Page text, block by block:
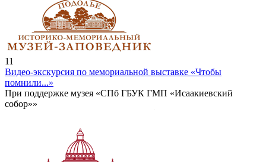
11
Видео-экскурсия по мемориальной выставке «Чтобы
помнили...»
При поддержке музея «СПб ГБУК ГМП «Исаакиевский
собор»»